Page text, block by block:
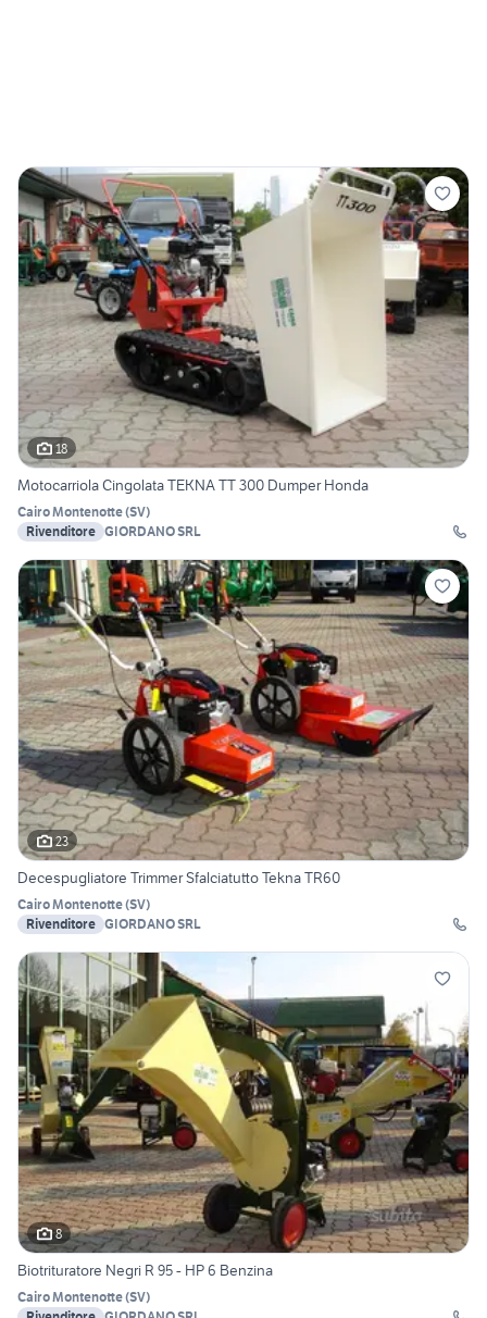
18
Motocarriola Cingolata TEKNA TT 300 Dumper Honda
Cairo Montenotte(SV)
Rivenditore GIORDANO SRL
23
Decespugliatore Trimmer Sfalciatutto Tekna TR60
Cairo Montenotte(SV)
Rivenditore GIORDANO SRL
8
Biotrituratore Negri R 95 - HP 6 Benzina
Cairo Montenotte(SV)